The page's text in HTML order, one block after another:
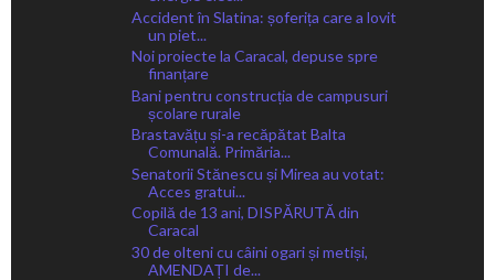
Accident în Slatina: șoferița care a lovit
un piet...
Noi proiecte la Caracal, depuse spre
finanțare
Bani pentru construcția de campusuri
școlare rurale
Brastavățu și-a recăpătat Balta
Comunală. Primăria...
Senatorii Stănescu și Mirea au votat:
Acces gratui...
Copilă de 13 ani, DISPĂRUTĂ din
Caracal
30 de olteni cu câini ogari și metiși,
AMENDAȚI de...